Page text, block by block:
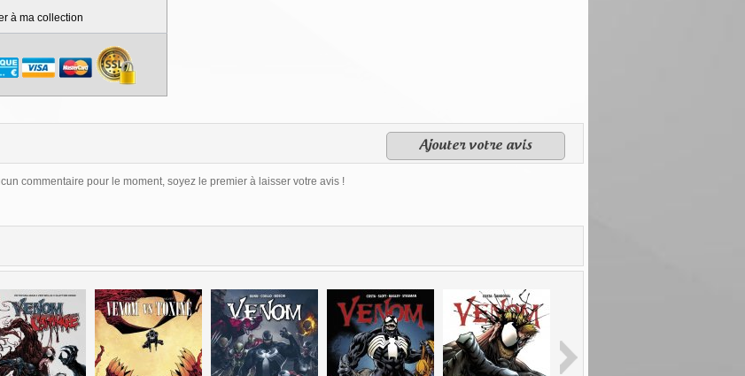
à ma collection
Ajouter votre avis
commentaire pour le moment, soyez le premier à laisser votre avis !